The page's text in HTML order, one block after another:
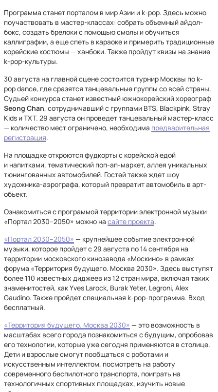
Программа станет порталом в мир Азии и k-pop. Здесь можно
поучаствовать в мастер-классах: собрать объемный айдол-
бокс, создать брелоки с помощью смолы и обучиться
каллиграфии, а еще спеть в караоке и примерить традиционные
корейские костюмы — ханбоки. Также пройдут квизы на знание
k-pop-культуры.
30 августа на главной сцене состоится турнир Москвы по k-
pop dance, где сразятся танцевальные группы со всей страны.
Судьей конкурса станет известный южнокорейский хореограф
Seong Chan, сотрудничавший с группами BTS, Blackpink, Stray
Kids и TXT. 29 августа он проведет танцевальный мастер-класс
— количество мест ограничено, необходима предварительная
регистрация.
На площадке откроются фудкорты с корейской едой
и напитками, тематический поп-ап-маркет, аллея уникальных
тюнингованных автомобилей. Гостей также ждет шоу
художника-аэрографа, который превратит автомобиль в арт-
объект.
Ознакомиться с программой территории электронной музыки
«Портал 2030–2050» можно на сайте проекта.
«Портал 2030–2050» — крупнейшее событие электронной
музыки, которое пройдет с 29 августа по 14 сентября на
территории московского кинозавода «Москино» в рамках
форума «Территория будущего. Москва 2030». Здесь выступят
более 110 известных диджеев из 12 стран мира, включая таких
знаменитостей, как Yves Larock, Burak Yeter, Legroni, Alex
Gaudino. Также пройдет специальная k-pop-программа. Вход
бесплатный.
«Территория будущего. Москва 2030» — это возможность в
масштабах всего города познакомиться с будущим, опробовав
его технологии, которые уже сегодня применяются в столице.
Дети и взрослые смогут пообщаться с роботами и
искусственным интеллектом, посмотреть на работу
современного беспилотного транспорта, поиграть на
технологичных спортивных площадках, изучить новые